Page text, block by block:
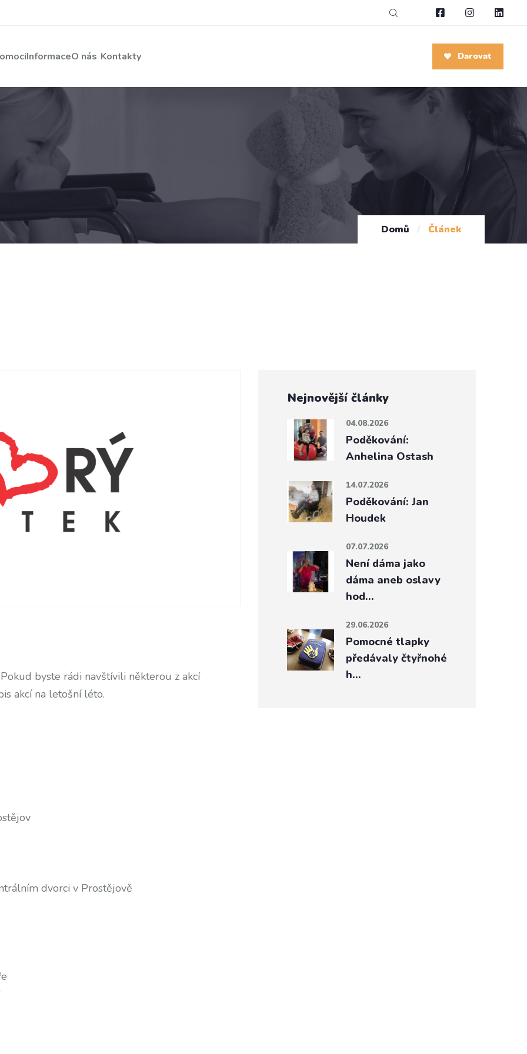
InformaceO nás Kontakty Darovat
Domů / Článek
byste rádi navštívili některou z akcí
akcí na letošní léto.
dvorci v Prostějově
Nejnovější články
04.08.2026
Poděkování:
Anhelina Ostash
14.07.2026
Poděkování: Jan
Houdek
07.07.2026
Není dáma jako
dáma aneb oslavy
hod…
29.06.2026
Pomocné tlapky
předávaly čtyřnohé
h…